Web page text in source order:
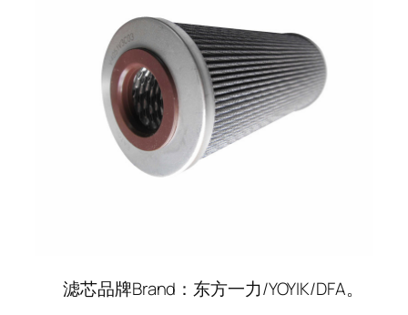
滤芯品牌Brand：东方一力/YOYIK/DFA。